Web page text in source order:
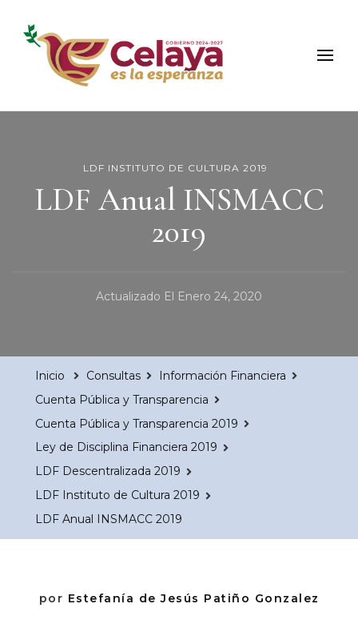
Municipio de Celaya
Portal Oficial del Municipio de Celaya
LDF INSTITUTO DE CULTURA 2019
LDF Anual INSMACC
2019
Actualizado El Enero 24, 2020
Inicio Consultas
Información Financiera
Cuenta Pública y Transparencia
Cuenta Pública y Transparencia 2019
Ley de Disciplina Financiera 2019
LDF Descentralizada 2019
LDF Instituto de Cultura 2019
LDF Anual INSMACC 2019
por Estefanía de Jesús Patiño Gonzalez